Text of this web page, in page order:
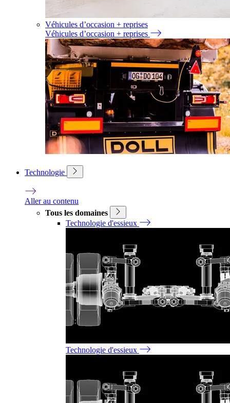
Véhicules d’occasion + reprises
Véhicules d’occasion + reprises
Technologie
Aller au contenu
Tous les domaines
Technologie d'essieux
Technologie d'essieux